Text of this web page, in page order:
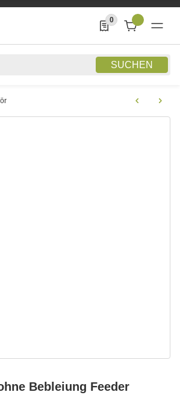
SUCHEN
0
0 Produkte in der
Bebleiung Feeder